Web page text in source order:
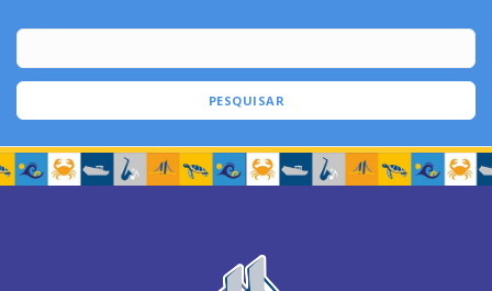
PESQUISAR